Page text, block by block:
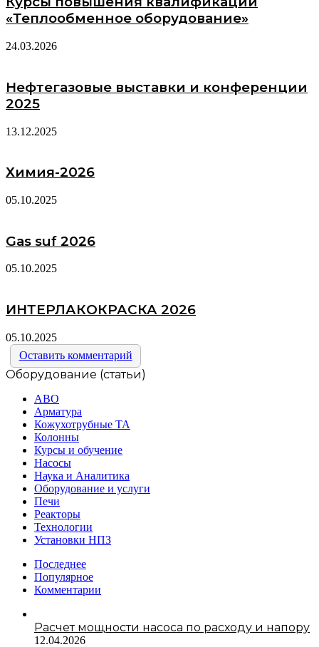
«Теплообменное оборудование»
24.03.2026
Нефтегазовые выставки и конференции
2025
13.12.2025
Химия-2026
05.10.2025
Gas suf 2026
05.10.2025
ИНТЕРЛАКОКРАСКА 2026
05.10.2025
Оставить комментарий
Оборудование (статьи)
АВО
Арматура
Кожухотрубные ТА
Колонны
Курсы и обучение
Насосы
Наука и Аналитика
Оборудование и услуги
Печи
Реакторы
Технологии
Установки НПЗ
Последнее
Популярное
Комментарии
Расчет мощности насоса по расходу и напору
12.04.2026